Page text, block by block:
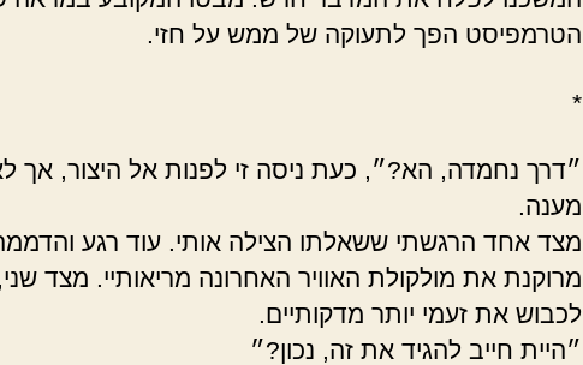
הטרמפיסט הפך לתעוקה של ממש על חזי.
*
״דרך נחמדה, הא?״, כעת ניסה זי לפנות אל היצור, אך
מענה.
מצד אחד הרגשתי ששאלתו הצילה אותי. עוד רגע
מרוקנת את מולקולת האוויר האחרונה מריאותיי. מצד
לכבוש את זעמי יותר מדקותיים.
״היית חייב להגיד את זה, נכון?״